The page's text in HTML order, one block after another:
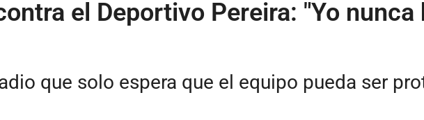
el Deportivo Pereira: "Yo nunca
que solo espera que el equipo pueda ser